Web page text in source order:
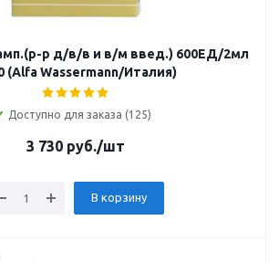
р д/в/в и в/м введ.) 600ЕД/2мл
(Alfa Wassermann/Италия)
Доступно для заказа (125)
3 730 руб./шт
В корзину